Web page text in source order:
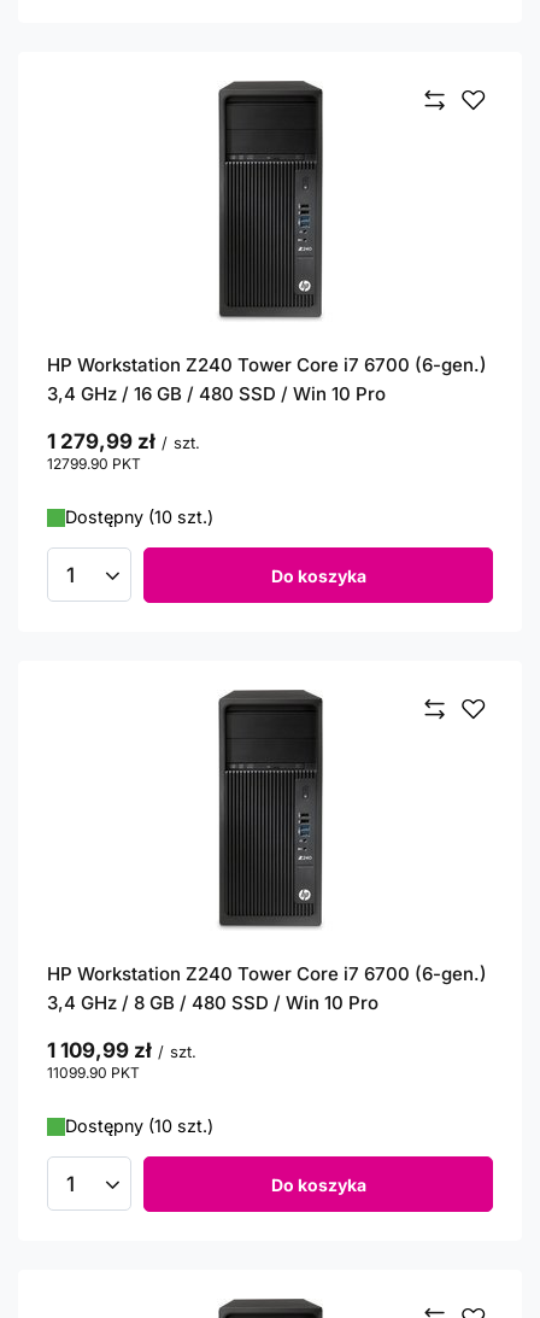
HP Workstation Z240 Tower Core i7 6700 (6-gen.)
3,4 GHz / 16 GB / 480 SSD / Win 10 Pro
1 279,99 zł / szt.
12799.90 PKT
Dostępny (10 szt.)
Ilość produktów Do koszyka
HP Workstation Z240 Tower Core i7 6700 (6-gen.)
3,4 GHz / 8 GB / 480 SSD / Win 10 Pro
1 109,99 zł / szt.
11099.90 PKT
Dostępny (10 szt.)
Ilość produktów Do koszyka